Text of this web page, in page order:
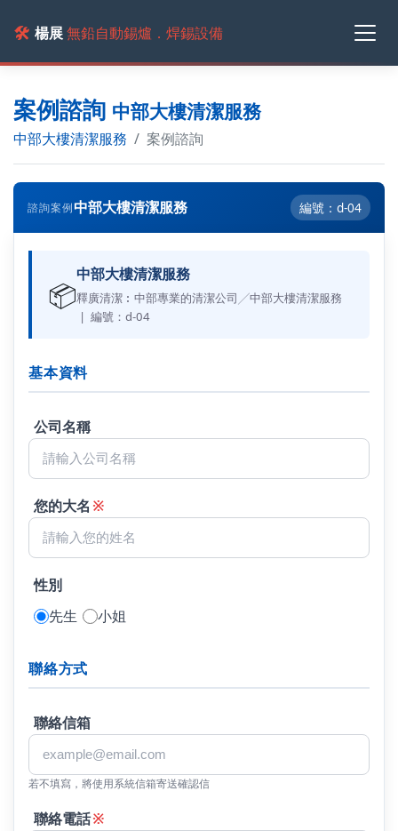
🛠️ 楊展無鉛自動錫爐．焊錫設備
案例諮詢 中部大樓清潔服務
中部大樓清潔服務 案例諮詢
諮詢案例中部大樓清潔服務 編號：d-04
📦
中部大樓清潔服務
釋廣清潔︰中部專業的清潔公司╱中部大樓清潔服務
| 編號：d-04
基本資料
公司名稱
您的大名 ※
性別
先生
小姐
聯絡方式
聯絡信箱
若不填寫，將使用系統信箱寄送確認信
聯絡電話※